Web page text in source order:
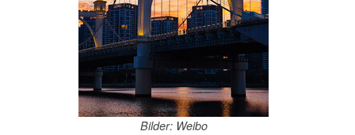
Bilder: Weibo